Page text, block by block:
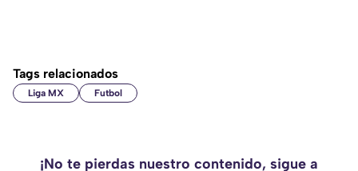
Tags relacionados
Liga MX Futbol
¡No te pierdas nuestro contenido, sigue a